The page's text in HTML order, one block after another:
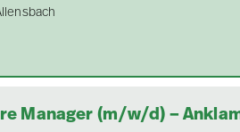
Manager (m/w/d) –